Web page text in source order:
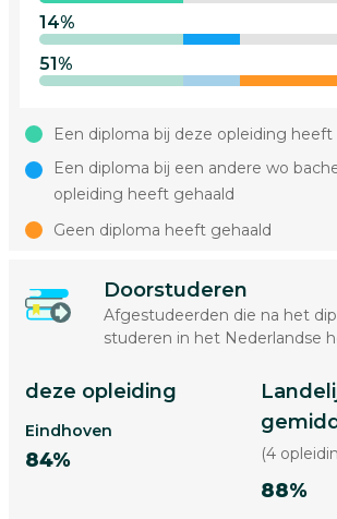
14%
51%
Een diploma bij deze opleiding heeft
Een diploma bij een andere wo
opleiding heeft gehaald
Geen diploma heeft gehaald
Doorstuderen
Afgestudeerden die na het
studeren in het Nederlandse
deze opleiding
Eindhoven
84% (4
88%